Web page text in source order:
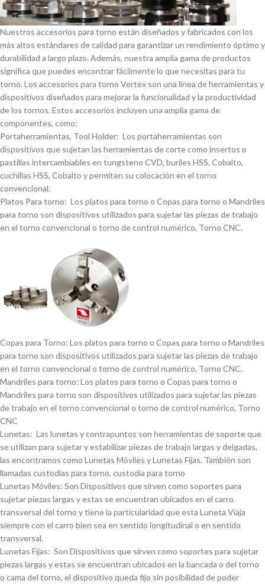
Nuestros accesorios para torno están diseñados y fabricados con los
más altos estándares de calidad para garantizar un rendimiento óptimo y
durabilidad a largo plazo. Además, nuestra amplia gama de productos
significa que puedes encontrar fácilmente lo que necesitas para tu
torno. Los accesorios para torno Vertex son una lí­nea de herramientas y
dispositivos diseñados para mejorar la funcionalidad y la productividad
de los tornos. Estos accesorios incluyen una amplia gama de
componentes, como:
Portaherramientas, Tool Holder: Los portaherramientas son
dispositivos que sujetan las herramientas de corte como insertos o
pastillas intercambiables en tungsteno CVD, buriles HSS, Cobalto,
cuchillas HSS, Cobalto y permiten su colocación en el torno
convencional.
Platos Para torno: Los platos para torno o Copas para torno o Mandriles
para torno son dispositivos utilizados para sujetar las piezas de trabajo
en el torno convencional o torno de control numérico, Torno CNC.
Copas para Torno: Los platos para torno o Copas para torno o Mandriles
para torno son dispositivos utilizados para sujetar las piezas de trabajo
en el torno convencional o torno de control numérico, Torno CNC.
Mandriles para torno: Los platos para torno o Copas para torno o
Mandriles para torno son dispositivos utilizados para sujetar las piezas
de trabajo en el torno convencional o torno de control numérico, Torno
CNC
Lunetas: Las lunetas y contrapuntos son herramientas de soporte que
se utilizan para sujetar y estabilizar piezas de trabajo largas y delgadas,
las encontramos como Lunetas Móviles y Lunetas Fijas. También son
llamadas custodias para torno, custodia para torno
Lunetas Móviles: Son Dispositivos que sirven como soportes para
sujetar piezas largas y estas se encuentran ubicados en el carro
transversal del torno y tiene la particularidad que esta Luneta Viaja
siempre con el carro bien sea en sentido longitudinal o en sentido
transversal.
Lunetas Fijas: Son Dispositivos que sirven como soportes para sujetar
piezas largas y estas se encuentran ubicados en la bancada o del torno
o cama del torno, el dispositivo queda fijo sin posibilidad de poder